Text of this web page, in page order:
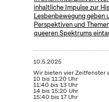
inhaltliche Impulse zur
Lesbenbewegung geben
Perspektiven und
queeren Spektrums
10.5.2025
Wir bieten vier Zeitfenster
10 bis 11:20 Uhr
11:40 bis 13 Uhr
14 bis 15:20 Uhr
15:40 bis 17 Uhr